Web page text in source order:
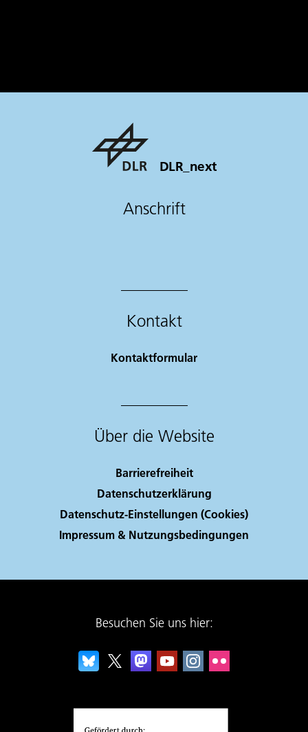
DLR_next
Anschrift
Kontakt
Kontaktformular
Über die Website
Barrierefreiheit
Datenschutzerklärung
Datenschutz-Einstellungen (Cookies)
Impressum & Nutzungsbedingungen
Besuchen Sie uns hier: